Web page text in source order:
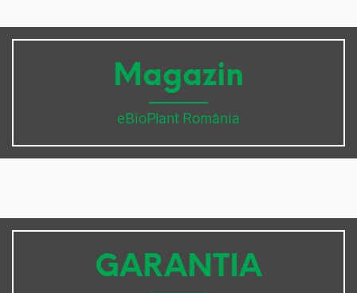
Magazin
eBioPlant România
GARANTIA